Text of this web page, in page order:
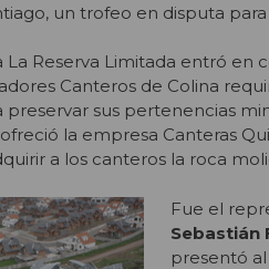
un trofeo en disputa
Reserva Limitada entró en
Canteros de Colina
preservar sus pertenencias
la empresa Canteras
a los canteros la roca
Fue el
Sebastián
presentó